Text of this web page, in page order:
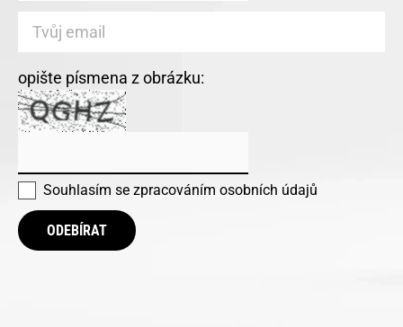
opište písmena z obrázku:
Souhlasím se zpracováním osobních údajů
ODEBÍRAT